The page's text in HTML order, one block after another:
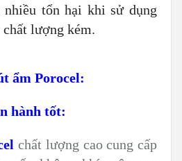
nhiều tổn hại khi sử dụng
chất lượng kém.
ẩm Porocel:
hành tốt:
chất lượng cao cung cấp